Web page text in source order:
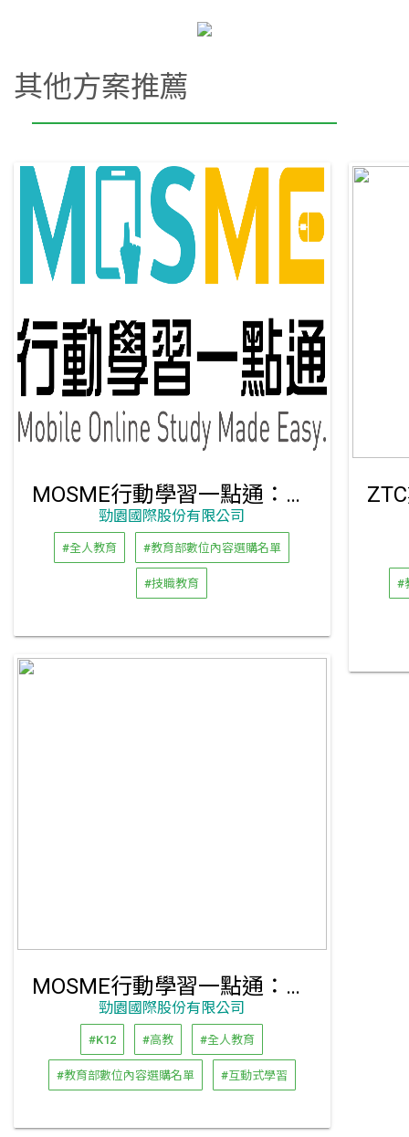
其他方案推薦
MOSME行動學習一點通：學習教學互動系統
勁園國際股份有限公司
#全人教育 #教育部數位內容選購名單
#技職教育 #
MOSME行動學習一點通：MOSME電子書
勁園國際股份有限公司
#K12 #高教 #全人教育
#教育部數位內容選購名單 #互動式學習